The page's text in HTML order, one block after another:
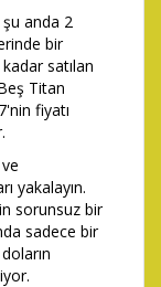
şu anda 2
bir
satılan
Titan
fiyatı
yakalayın.
sorunsuz bir
sadece bir